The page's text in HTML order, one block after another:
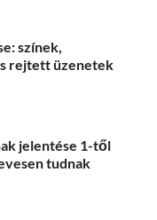
színek,
rejtett üzenetek
jelentése 1-től
tudnak